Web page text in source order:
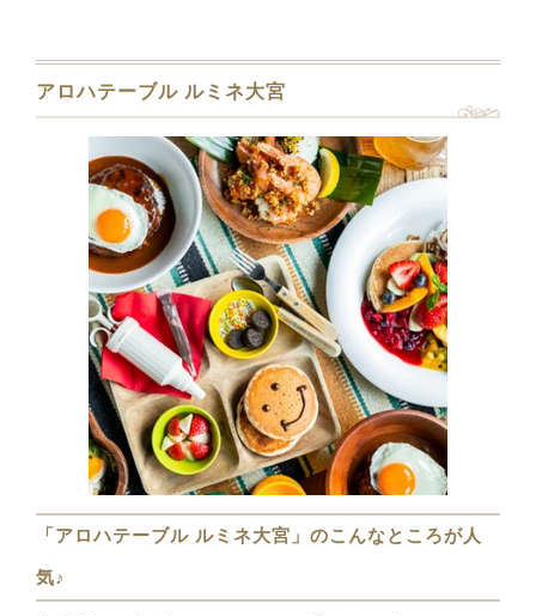
アロハテーブル ルミネ大宮
「アロハテーブル ルミネ大宮」のこんなところが人
気♪